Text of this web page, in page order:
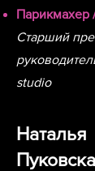
Парикмахер
Старший
studio
Наталья